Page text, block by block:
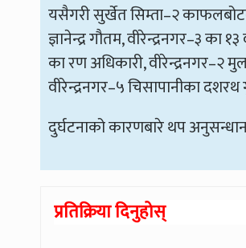
यसैगरी सुर्खेत सिम्ता–२
ज्ञानेन्द्र गौतम, वीरेन्द्रनगर–३
का रण अधिकारी, वीरेन्द्रनगर–२
वीरेन्द्रनगर–५ चिसापानीका
दुर्घटनाको कारणबारे थप
प्रतिक्रिया दिनुहोस्